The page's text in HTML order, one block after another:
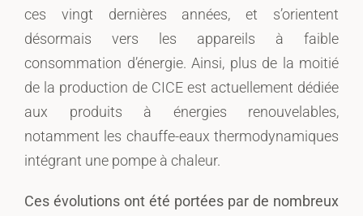
ces vingt dernières années, et s’orientent
désormais vers les appareils à faible
consommation d’énergie. Ainsi, plus de la moitié
de la production de CICE est actuellement dédiée
aux produits à énergies renouvelables,
notamment les chauffe-eaux thermodynamiques
intégrant une pompe à chaleur.
Ces évolutions ont été portées par de nombreux